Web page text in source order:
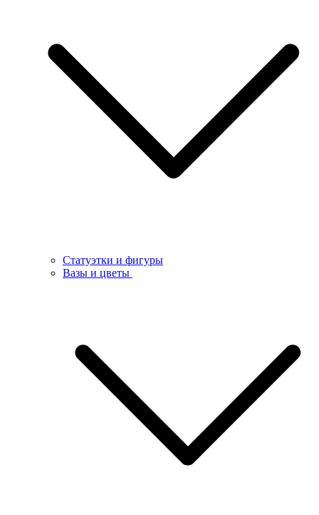
Статуэтки и фигуры
Вазы и цветы